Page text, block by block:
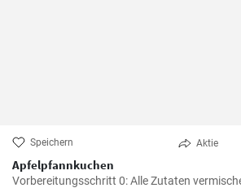
Speichern Aktie
Apfelpfannkuchen
Vorbereitungsschritt 0: Alle Zutaten